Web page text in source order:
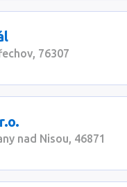
76307
nad Nisou, 46871